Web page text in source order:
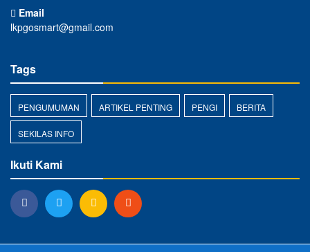
Email
lkpgosmart@gmail.com
Tags
PENGUMUMAN ARTIKEL PENTING PENGI BERITA
SEKILAS INFO
Ikuti Kami